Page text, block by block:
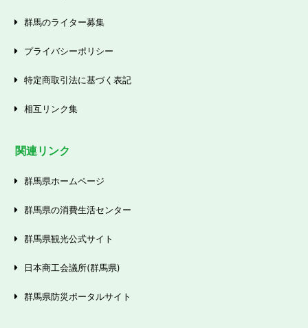
群馬のライター募集
プライバシーポリシー
特定商取引法に基づく表記
相互リンク集
関連リンク
群馬県ホームページ
群馬県の消費生活センター
群馬県観光公式サイト
日本商工会議所(群馬県)
群馬県防災ポータルサイト